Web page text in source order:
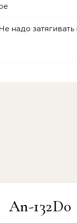
надо
An-132D0